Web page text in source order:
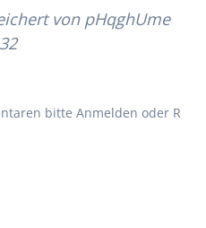
von pHqghUme
bitte Anmelden oder R